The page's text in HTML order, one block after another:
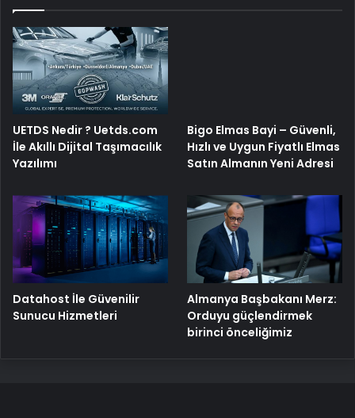
UETDS Nedir ? Uetds.com
İle Akıllı Dijital Taşımacılık
Yazılımı
Bigo Elmas Bayi – Güvenli,
Hızlı ve Uygun Fiyatlı Elmas
Satın Almanın Yeni Adresi
Datahost İle Güvenilir
Sunucu Hizmetleri
Almanya Başbakanı Merz:
Orduyu güçlendirmek
birinci önceliğimiz